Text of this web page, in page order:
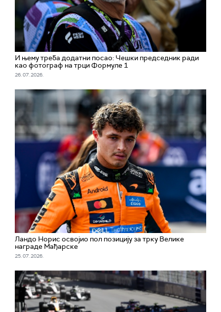
И њему треба додатни посао: Чешки председник ради
као фотограф на трци Формуле 1
26. 07. 2026.
Ландо Норис освојио пол позицију за трку Велике
награде Мађарске
25. 07. 2026.